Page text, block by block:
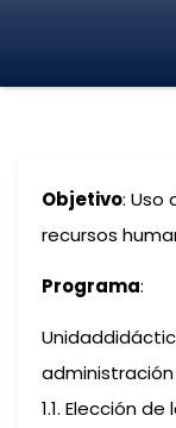
Objetivo: Uso
recursos
Programa:
1.1. Elección